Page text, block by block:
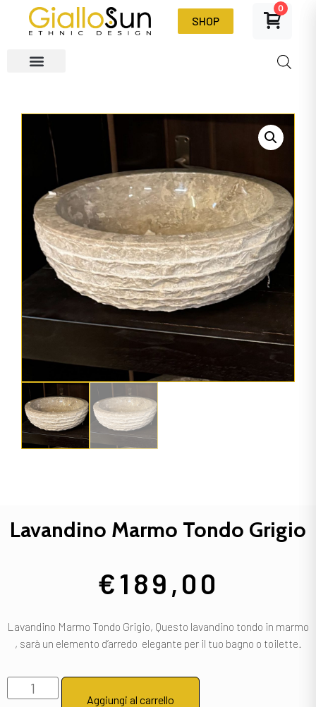
SHOP
0
Lavandino Marmo Tondo Grigio
€189,00
Lavandino Marmo Tondo Grigio, Questo lavandino tondo in marmo
, sarà un elemento d’arredo elegante per il tuo bagno o toilette.
Aggiungi al carrello